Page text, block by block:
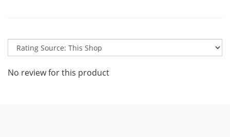
No review for this product